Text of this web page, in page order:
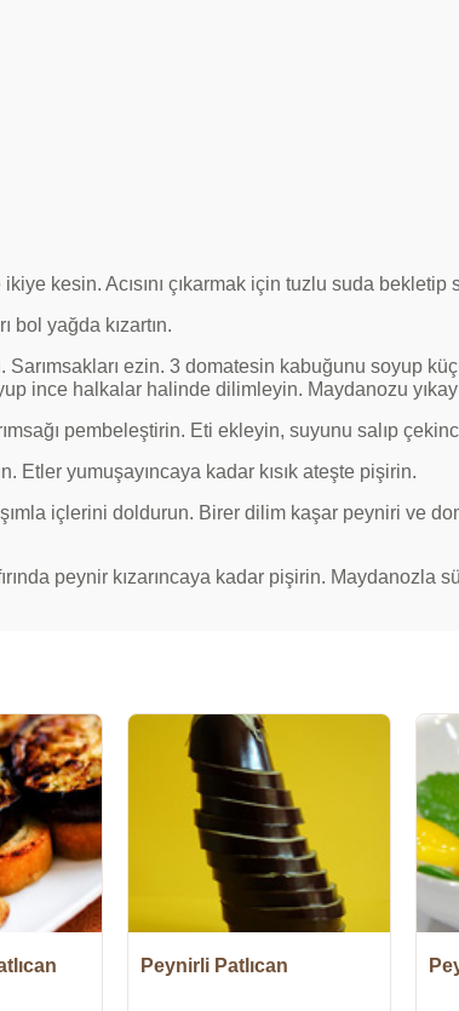
kesin. Acısını çıkarmak için tuzlu suda bekletip
bol yağda kızartın.
Sarımsakları ezin. 3 domatesin kabuğunu soyup
ince halkalar halinde dilimleyin. Maydanozu
pembeleştirin. Eti ekleyin, suyunu salıp
Etler yumuşayıncaya kadar kısık ateşte pişirin.
içlerini doldurun. Birer dilim kaşar peyniri ve
peynir kızarıncaya kadar pişirin. Maydanozla
Peynirli Patlıcan